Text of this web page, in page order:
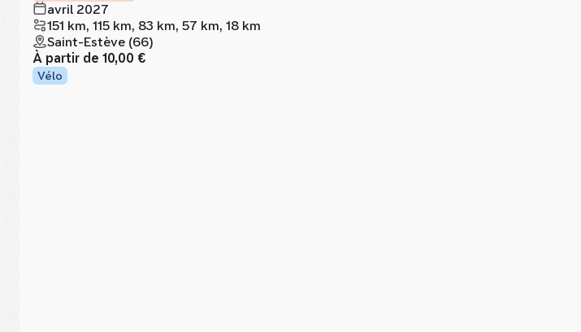
avril 2027
151 km, 115 km, 83 km, 57 km, 18 km
Saint-Estève (66)
À partir de 10,00 €
Vélo